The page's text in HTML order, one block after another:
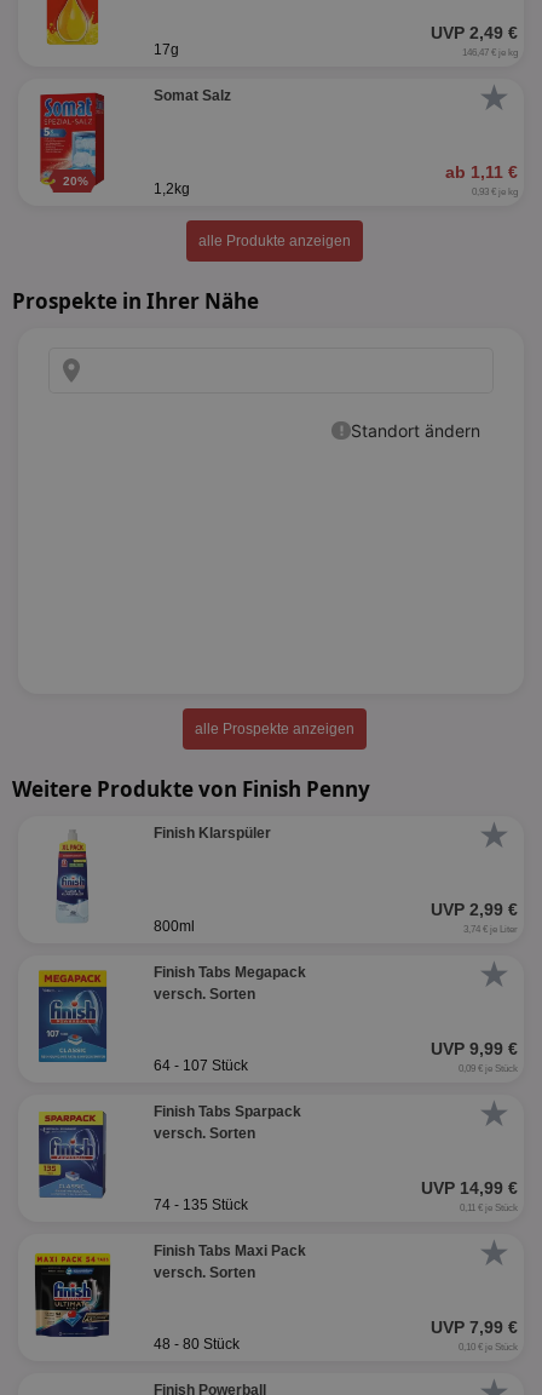
UVP 2,49 €
17g 146,47 € je kg
★
20%
Somat Salz
ab 1,11 €
1,2kg 0,93 € je kg
alle Produkte anzeigen
Prospekte in Ihrer Nähe
alle Prospekte anzeigen
Weitere Produkte von Finish Penny
★
Finish Klarspüler
UVP 2,99 €
800ml 3,74 € je Liter
★
Finish Tabs Megapack
versch. Sorten
UVP 9,99 €
64 - 107 Stück 0,09 € je Stück
★
Finish Tabs Sparpack
versch. Sorten
UVP 14,99 €
74 - 135 Stück 0,11 € je Stück
★
Finish Tabs Maxi Pack
versch. Sorten
UVP 7,99 €
48 - 80 Stück 0,10 € je Stück
Finish Powerball